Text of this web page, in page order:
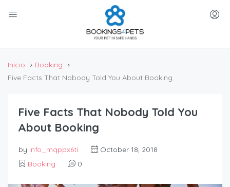
Início
Booking
Five Facts That Nobody Told You About Booking
Five Facts That Nobody Told You
About Booking
by info_mqppx6ti
October 18, 2018
Booking
0